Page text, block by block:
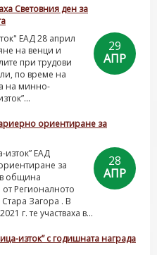
Световния ден за
29
АПР
ЕАД 28 април
на венци и
при трудови
по време на
на минно-
ориентиране за
28
АПР
ЕАД
за
община
Регионалното
Загора . В
г. те участваха в...
изток” с годишната награда